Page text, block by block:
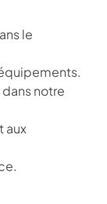
le
notre
aux